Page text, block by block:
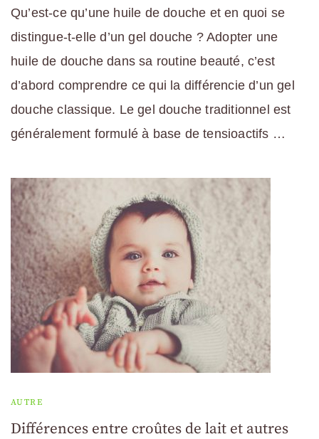
Qu’est-ce qu’une huile de douche et en quoi se
distingue-t-elle d’un gel douche ? Adopter une
huile de douche dans sa routine beauté, c’est
d’abord comprendre ce qui la différencie d’un gel
douche classique. Le gel douche traditionnel est
généralement formulé à base de tensioactifs …
AUTRE
Différences entre croûtes de lait et autres